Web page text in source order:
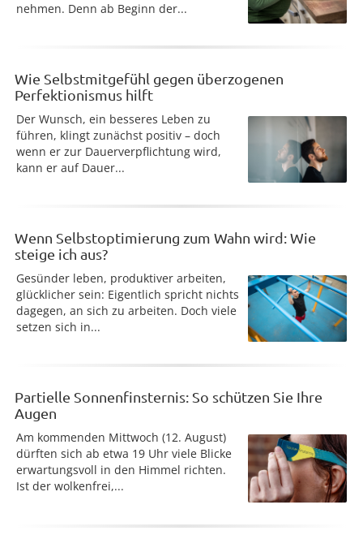
nehmen. Denn ab Beginn der...
Wie Selbstmitgefühl gegen überzogenen
Perfektionismus hilft
Der Wunsch, ein besseres Leben zu
führen, klingt zunächst positiv – doch
wenn er zur Dauerverpflichtung wird,
kann er auf Dauer...
Wenn Selbstoptimierung zum Wahn wird: Wie
steige ich aus?
Gesünder leben, produktiver arbeiten,
glücklicher sein: Eigentlich spricht nichts
dagegen, an sich zu arbeiten. Doch viele
setzen sich in...
Partielle Sonnenfinsternis: So schützen Sie Ihre
Augen
Am kommenden Mittwoch (12. August)
dürften sich ab etwa 19 Uhr viele Blicke
erwartungsvoll in den Himmel richten.
Ist der wolkenfrei,...